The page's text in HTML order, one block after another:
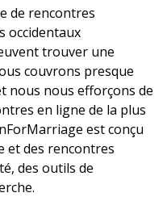
de rencontres
occidentaux
trouver une
couvrons presque
nous nous efforçons de
en ligne de la plus
est conçu
et des rencontres
des outils de